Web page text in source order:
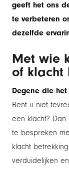
geeft het ons
te verbeteren
dezelfde
Met wie
of klacht
Degene die
Bent u niet
een klacht?
te bespreken
klacht
verduidelijken